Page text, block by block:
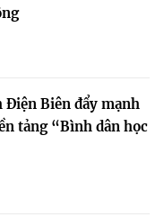
Biên đẩy mạnh
tảng “Bình dân học